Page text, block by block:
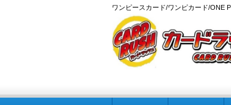
ワンピースカード/ワンピカード/ONE